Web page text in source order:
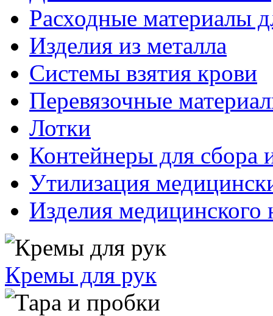
Расходные материалы
Изделия из металла
Системы взятия крови
Перевязочные
Лотки
Контейнеры для сбора
Утилизация
Изделия медицинского
Кремы для рук